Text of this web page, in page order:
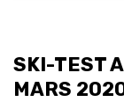
SKI-TEST
MARS